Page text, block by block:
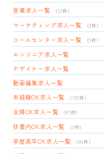
営業求人一覧 （12件）
マーケティング求人一覧 （3件）
コールセンター求人一覧 （3件）
エンジニア求人一覧
デザイナー求人一覧
動画編集求人一覧
未経験OK求人一覧
（192件）
主婦OK求人一覧 （87件）
扶養内OK求人一覧 （3件）
学歴高卒OK求人一覧 （95件）